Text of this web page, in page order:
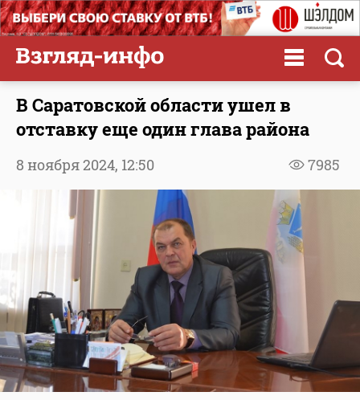
В Саратовской области ушел в
отставку еще один глава района
7985
8 ноября 2024, 12:50